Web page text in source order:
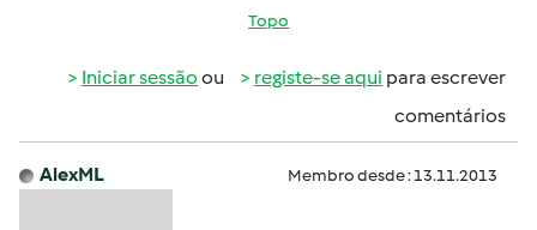
Topo
Iniciar sessão ou registe-se aqui para escrever
comentários
AlexML Membro desde : 13.11.2013